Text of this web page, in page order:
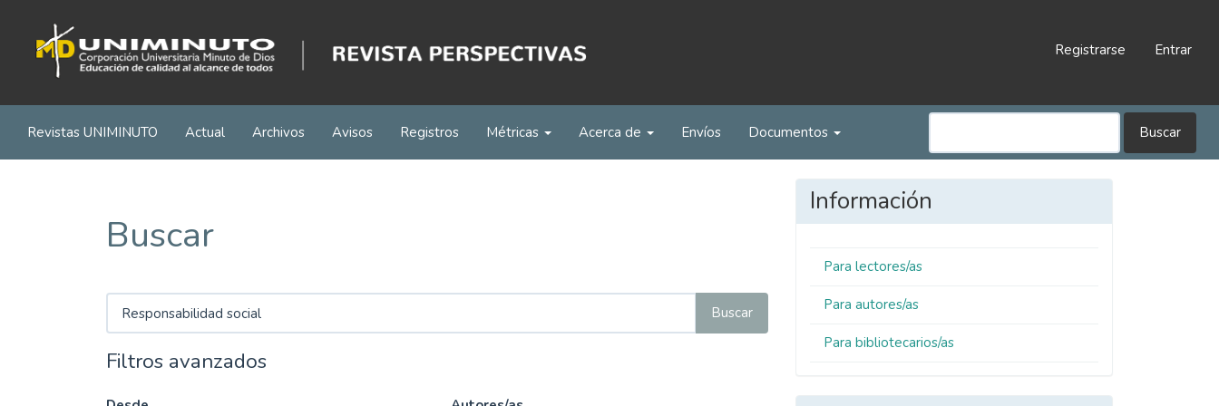
principal
Contenido
principal
lateral
Registrarse Entrar
Revistas UNIMINUTO Actual Archivos Avisos Registros Métricas Acerca de Envíos Documentos Buscar
Buscar
Buscar
artículos
por
Filtros avanzados
Información
Para lectores/as
Para autores/as
Para bibliotecarios/as